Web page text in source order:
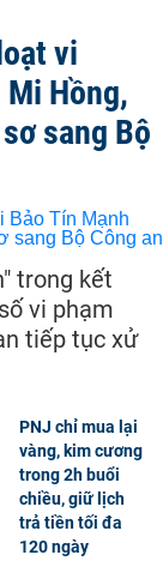
vi
Hồng,
sang Bộ
trong kết
vi phạm
tiếp tục xử
PNJ chỉ mua lại
vàng, kim cương
trong 2h buổi
chiều, giữ lịch
trả tiền tối đa
120 ngày